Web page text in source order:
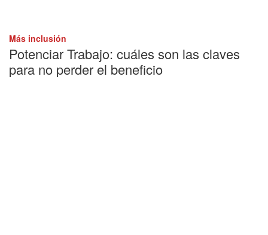
Más inclusión
Potenciar Trabajo: cuáles son las claves
para no perder el beneficio